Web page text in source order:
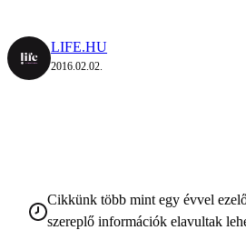
LIFE.HU
2016.02.02.
Cikkünk több mint egy évvel
szereplő információk elavultak